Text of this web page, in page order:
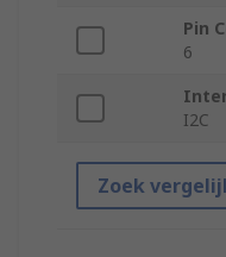
Pin
6
I2C
Zoek